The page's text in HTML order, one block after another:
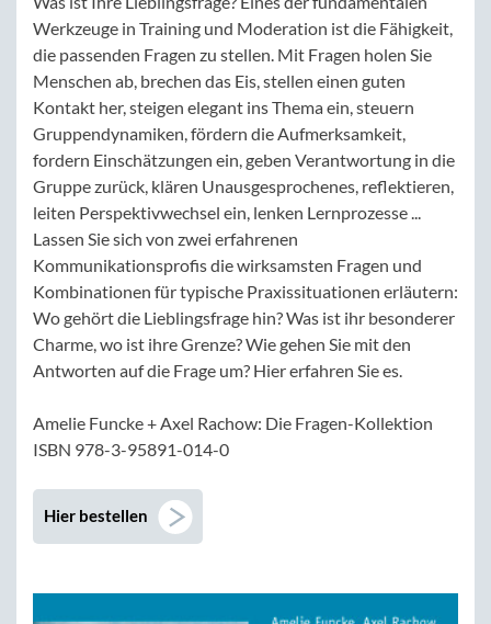
Werkzeuge in Training und Moderation ist die Fähigkeit,
die passenden Fragen zu stellen. Mit Fragen holen Sie
Menschen ab, brechen das Eis, stellen einen guten
Kontakt her, steigen elegant ins Thema ein, steuern
Gruppendynamiken, fördern die Aufmerksamkeit,
fordern Einschätzungen ein, geben Verantwortung in die
Gruppe zurück, klären Unausgesprochenes, reflektieren,
leiten Perspektivwechsel ein, lenken Lernprozesse ...
Lassen Sie sich von zwei erfahrenen
Kommunikationsprofis die wirksamsten Fragen und
Kombinationen für typische Praxissituationen erläutern:
Wo gehört die Lieblingsfrage hin? Was ist ihr besonderer
Charme, wo ist ihre Grenze? Wie gehen Sie mit den
Antworten auf die Frage um? Hier erfahren Sie es.
Amelie Funcke + Axel Rachow: Die Fragen-Kollektion
ISBN 978-3-95891-014-0
Hier bestellen